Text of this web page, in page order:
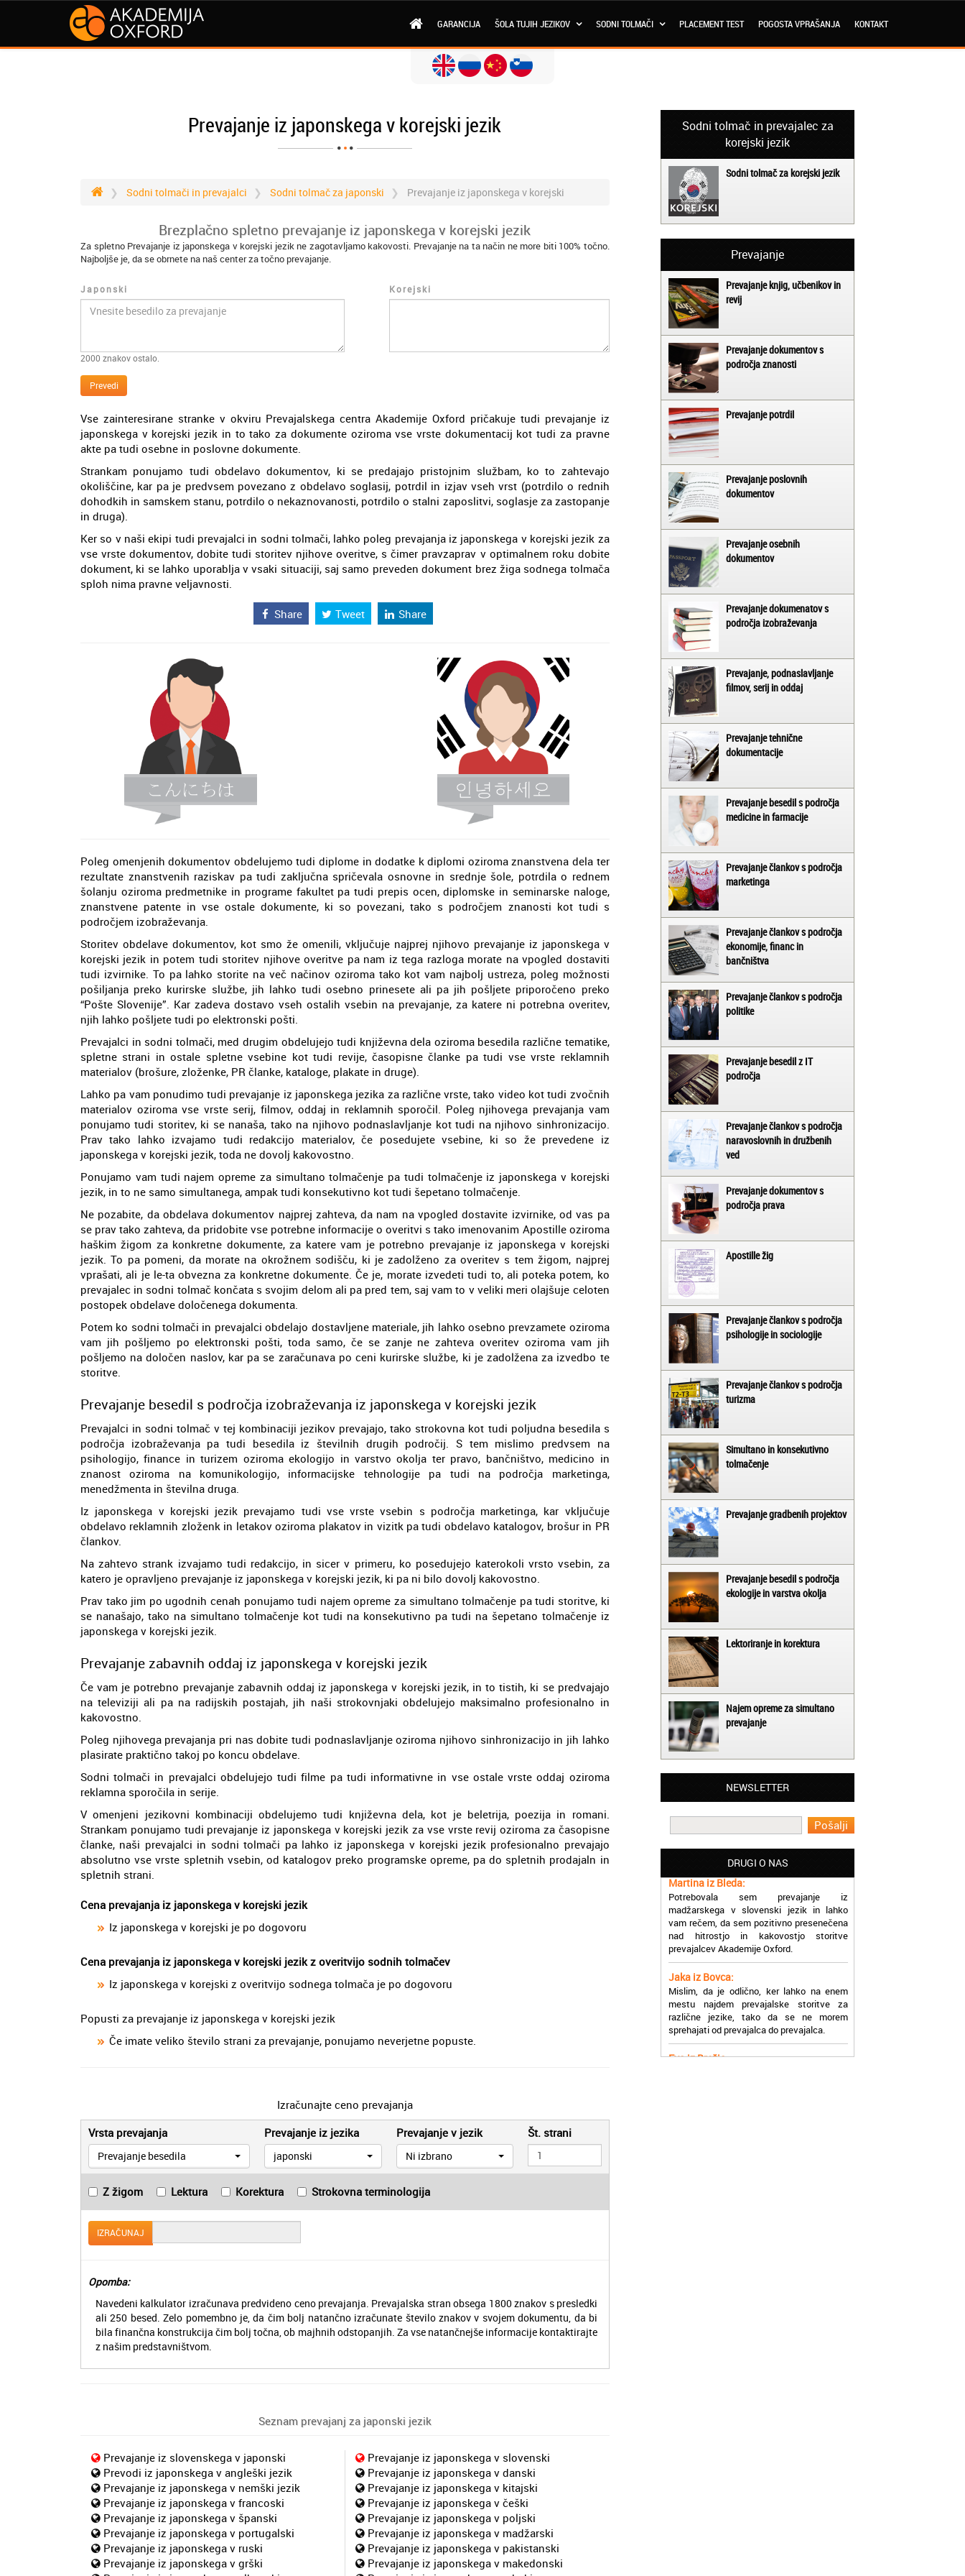
GARANCIJA ŠOLA TUJIH JEZIKOV SODNI TOLMAČI PLACEMENT TEST POGOSTA VPRAŠANJA KONTAKT
Prevajanje iz japonskega v korejski jezik
Sodni tolmači in prevajalci Sodni tolmač za japonski Prevajanje iz japonskega v korejski
Brezplačno spletno prevajanje iz japonskega v korejski jezik
Za spletno Prevajanje iz japonskega v korejski jezik ne zagotavljamo kakovosti. Prevajanje na ta način ne more biti 100% točno.
Najboljše je, da se obrnete na naš center za točno prevajanje.
Japonski
2000 znakov ostalo.
Korejski
Prevedi
Vse zainteresirane stranke v okviru Prevajalskega centra Akademije Oxford pričakuje tudi prevajanje iz
japonskega v korejski jezik in to tako za dokumente oziroma vse vrste dokumentacij kot tudi za pravne
akte pa tudi osebne in poslovne dokumente.
Strankam ponujamo tudi obdelavo dokumentov, ki se predajajo pristojnim službam, ko to zahtevajo
okoliščine, kar pa je predvsem povezano z obdelavo soglasij, potrdil in izjav vseh vrst (potrdilo o rednih
dohodkih in samskem stanu, potrdilo o nekaznovanosti, potrdilo o stalni zaposlitvi, soglasje za zastopanje
in druga).
Ker so v naši ekipi tudi prevajalci in sodni tolmači, lahko poleg prevajanja iz japonskega v korejski jezik za
vse vrste dokumentov, dobite tudi storitev njihove overitve, s čimer pravzaprav v optimalnem roku dobite
dokument, ki se lahko uporablja v vsaki situaciji, saj samo preveden dokument brez žiga sodnega tolmača
sploh nima pravne veljavnosti.
Share Tweet Share
Poleg omenjenih dokumentov obdelujemo tudi diplome in dodatke k diplomi oziroma znanstvena dela ter
rezultate znanstvenih raziskav pa tudi zaključna spričevala osnovne in srednje šole, potrdila o rednem
šolanju oziroma predmetnike in programe fakultet pa tudi prepis ocen, diplomske in seminarske naloge,
znanstvene patente in vse ostale dokumente, ki so povezani, tako s področjem znanosti kot tudi s
področjem izobraževanja.
Storitev obdelave dokumentov, kot smo že omenili, vključuje najprej njihovo prevajanje iz japonskega v
korejski jezik in potem tudi storitev njihove overitve pa nam iz tega razloga morate na vpogled dostaviti
tudi izvirnike. To pa lahko storite na več načinov oziroma tako kot vam najbolj ustreza, poleg možnosti
pošiljanja preko kurirske službe, jih lahko tudi osebno prinesete ali pa jih pošljete priporočeno preko
“Pošte Slovenije”. Kar zadeva dostavo vseh ostalih vsebin na prevajanje, za katere ni potrebna overitev,
njih lahko pošljete tudi po elektronski pošti.
Prevajalci in sodni tolmači, med drugim obdelujejo tudi književna dela oziroma besedila različne tematike,
spletne strani in ostale spletne vsebine kot tudi revije, časopisne članke pa tudi vse vrste reklamnih
materialov (brošure, zloženke, PR članke, kataloge, plakate in druge).
Lahko pa vam ponudimo tudi prevajanje iz japonskega jezika za različne vrste, tako video kot tudi zvočnih
materialov oziroma vse vrste serij, filmov, oddaj in reklamnih sporočil. Poleg njihovega prevajanja vam
ponujamo tudi storitev, ki se nanaša, tako na njihovo podnaslavljanje kot tudi na njihovo sinhronizacijo.
Prav tako lahko izvajamo tudi redakcijo materialov, če posedujete vsebine, ki so že prevedene iz
japonskega v korejski jezik, toda ne dovolj kakovostno.
Ponujamo vam tudi najem opreme za simultano tolmačenje pa tudi tolmačenje iz japonskega v korejski
jezik, in to ne samo simultanega, ampak tudi konsekutivno kot tudi šepetano tolmačenje.
Ne pozabite, da obdelava dokumentov najprej zahteva, da nam na vpogled dostavite izvirnike, od vas pa
se prav tako zahteva, da pridobite vse potrebne informacije o overitvi s tako imenovanim Apostille oziroma
haškim žigom za konkretne dokumente, za katere vam je potrebno prevajanje iz japonskega v korejski
jezik. To pa pomeni, da morate na okrožnem sodišču, ki je zadolženo za overitev s tem žigom, najprej
vprašati, ali je le-ta obvezna za konkretne dokumente. Če je, morate izvedeti tudi to, ali poteka potem, ko
prevajalec in sodni tolmač končata s svojim delom ali pa pred tem, saj vam to v veliki meri olajšuje celoten
postopek obdelave določenega dokumenta.
Potem ko sodni tolmači in prevajalci obdelajo dostavljene materiale, jih lahko osebno prevzamete oziroma
vam jih pošljemo po elektronski pošti, toda samo, če se zanje ne zahteva overitev oziroma vam jih
pošljemo na določen naslov, kar pa se zaračunava po ceni kurirske službe, ki je zadolžena za izvedbo te
storitve.
Prevajanje besedil s področja izobraževanja iz japonskega v korejski jezik
Prevajalci in sodni tolmač v tej kombinaciji jezikov prevajajo, tako strokovna kot tudi poljudna besedila s
področja izobraževanja pa tudi besedila iz številnih drugih področij. S tem mislimo predvsem na
psihologijo, finance in turizem oziroma ekologijo in varstvo okolja ter pravo, bančništvo, medicino in
znanost oziroma na komunikologijo, informacijske tehnologije pa tudi na področja marketinga,
menedžmenta in številna druga.
Iz japonskega v korejski jezik prevajamo tudi vse vrste vsebin s področja marketinga, kar vključuje
obdelavo reklamnih zloženk in letakov oziroma plakatov in vizitk pa tudi obdelavo katalogov, brošur in PR
člankov.
Na zahtevo strank izvajamo tudi redakcijo, in sicer v primeru, ko posedujejo katerokoli vrsto vsebin, za
katero je opravljeno prevajanje iz japonskega v korejski jezik, ki pa ni bilo dovolj kakovostno.
Prav tako jim po ugodnih cenah ponujamo tudi najem opreme za simultano tolmačenje pa tudi storitve, ki
se nanašajo, tako na simultano tolmačenje kot tudi na konsekutivno pa tudi na šepetano tolmačenje iz
japonskega v korejski jezik.
Prevajanje zabavnih oddaj iz japonskega v korejski jezik
Če vam je potrebno prevajanje zabavnih oddaj iz japonskega v korejski jezik, in to tistih, ki se predvajajo
na televiziji ali pa na radijskih postajah, jih naši strokovnjaki obdelujejo maksimalno profesionalno in
kakovostno.
Poleg njihovega prevajanja pri nas dobite tudi podnaslavljanje oziroma njihovo sinhronizacijo in jih lahko
plasirate praktično takoj po koncu obdelave.
Sodni tolmači in prevajalci obdelujejo tudi filme pa tudi informativne in vse ostale vrste oddaj oziroma
reklamna sporočila in serije.
V omenjeni jezikovni kombinaciji obdelujemo tudi književna dela, kot je beletrija, poezija in romani.
Strankam ponujamo tudi prevajanje iz japonskega v korejski jezik za vse vrste revij oziroma za časopisne
članke, naši prevajalci in sodni tolmači pa lahko iz japonskega v korejski jezik profesionalno prevajajo
absolutno vse vrste spletnih vsebin, od katalogov preko programske opreme, pa do spletnih prodajaln in
spletnih strani.
Cena prevajanja iz japonskega v korejski jezik
Iz japonskega v korejski je po dogovoru
Cena prevajanja iz japonskega v korejski jezik z overitvijo sodnih tolmačev
Iz japonskega v korejski z overitvijo sodnega tolmača je po dogovoru
Popusti za prevajanje iz japonskega v korejski jezik
Če imate veliko število strani za prevajanje, ponujamo neverjetne popuste.
Izračunajte ceno prevajanja
Vrsta prevajanja
Prevajanje besedila
Prevajanje iz jezika
japonski
Prevajanje v jezik
Ni izbrano
Št. strani
Z žigom Lektura Korektura Strokovna terminologija
IZRAČUNAJ
Opomba:
Navedeni kalkulator izračunava predvideno ceno prevajanja. Prevajalska stran obsega 1800 znakov s presledki
ali 250 besed. Zelo pomembno je, da čim bolj natančno izračunate število znakov v svojem dokumentu, da bi
bila finančna konstrukcija čim bolj točna, ob majhnih odstopanjih. Za vse natančnejše informacije kontaktirajte
z našim predstavništvom.
Seznam prevajanj za japonski jezik
Prevajanje iz slovenskega v japonski
Prevodi iz japonskega v angleški jezik
Prevajanje iz japonskega v nemški jezik
Prevajanje iz japonskega v francoski
Prevajanje iz japonskega v španski
Prevajanje iz japonskega v portugalski
Prevajanje iz japonskega v ruski
Prevajanje iz japonskega v grški
Prevajanje iz japonskega v slovenski
Prevajanje iz japonskega v danski
Prevajanje iz japonskega v kitajski
Prevajanje iz japonskega v češki
Prevajanje iz japonskega v poljski
Prevajanje iz japonskega v madžarski
Prevajanje iz japonskega v pakistanski
Prevajanje iz japonskega v makedonski
Sodni tolmač in prevajalec za
korejski jezik
Sodni tolmač za korejski jezik
Prevajanje
Prevajanje knjig, učbenikov in
revij
Prevajanje dokumentov s
področja znanosti
Prevajanje potrdil
Prevajanje poslovnih
dokumentov
Prevajanje osebnih
dokumentov
Prevajanje dokumenatov s
področja izobraževanja
Prevajanje, podnaslavljanje
filmov, serij in oddaj
Prevajanje tehnične
dokumentacije
Prevajanje besedil s področja
medicine in farmacije
Prevajanje člankov s področja
marketinga
Prevajanje člankov s področja
ekonomije, financ in
bančništva
Prevajanje člankov s področja
politike
Prevajanje besedil z IT
področja
Prevajanje člankov s področja
naravoslovnih in družbenih
ved
Prevajanje dokumentov s
področja prava
Apostille žig
Prevajanje člankov s področja
psihologije in sociologije
Prevajanje člankov s področja
turizma
Simultano in konsekutivno
tolmačenje
Prevajanje gradbenih projektov
Prevajanje besedil s področja
ekologije in varstva okolja
Lektoriranje in korektura
Najem opreme za simultano
prevajanje
NEWSLETTER
DRUGI O NAS
Matjaž iz Ajdovščine:
Lahko pohvalim vse zaposlene v Akademiji
prevajalske storitve opravljajo hitro in
učinkoviti.
Martina iz Bleda:
Potrebovala sem prevajanje iz
madžarskega v slovenski jezik in lahko
vam rečem, da sem pozitivno presenečena
nad hitrostjo in kakovostjo storitve
prevajalcev Akademije Oxford.
Jaka iz Bovca:
Mislim, da je odlično, ker lahko na enem
mestu najdem prevajalske storitve za
različne jezike, tako da se ne morem
sprehajati od prevajalca do prevajalca.
Eva iz Brežic:
Nujno sem potrebovala prevod v francoski